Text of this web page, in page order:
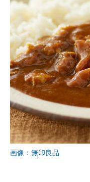
ビジネスと働き方のヒ
AI活用のいまが分かる
企業ITのトレンドを詳説
経営リーダーのコミュ
マーケ×ITの今がよく分
ITエンジニア向け専門
企業向けIT製品の総合
画像：無印良品